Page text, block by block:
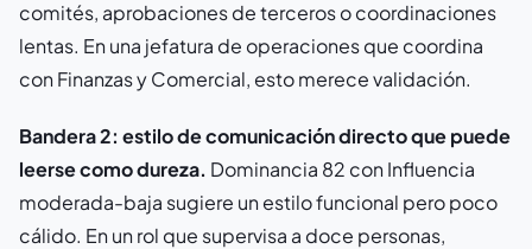
comités, aprobaciones de terceros o coordinaciones
lentas. En una jefatura de operaciones que coordina
con Finanzas y Comercial, esto merece validación.
Bandera 2: estilo de comunicación directo que puede
leerse como dureza. Dominancia 82 con Influencia
moderada-baja sugiere un estilo funcional pero poco
cálido. En un rol que supervisa a doce personas,